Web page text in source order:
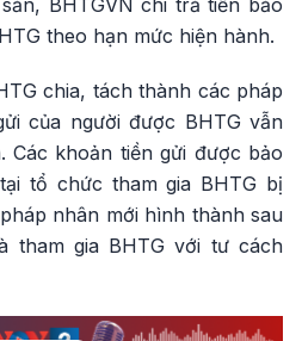
BHTGVN chi trả tiền bảo
theo hạn mức hiện hành.
chia, tách thành các pháp
của người được BHTG vẫn
Các khoản tiền gửi được bảo
tổ chức tham gia BHTG bị
nhân mới hình thành sau
tham gia BHTG với tư cách